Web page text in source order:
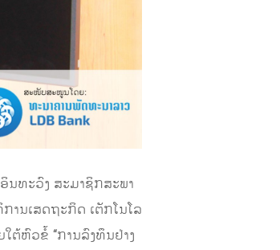
ນ​ທະ​ວົງ ສະມາຊິກສະພາ
ານເສດຖະກິດ ເຕັກໂນໂລ
ຫົວຂໍ້ ‘‘ການລົງທຶນຢ່າງ